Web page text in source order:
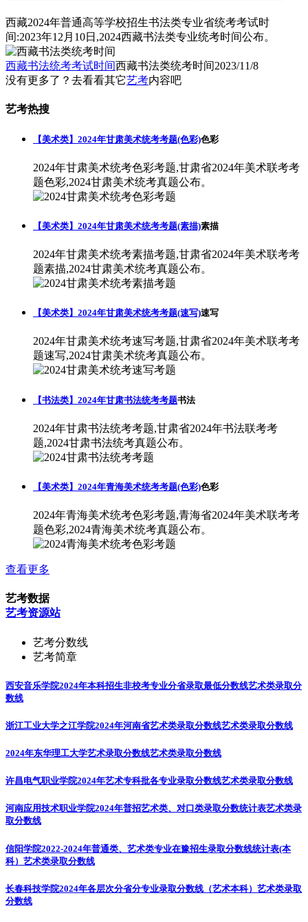
西藏2024年普通高等学校招生书法类专业省统考考试时
间:2023年12月10日,2024西藏书法类专业统考时间公布。
西藏书法统考考试时间西藏书法类统考时间2023/11/8
没有更多了？去看看其它艺考内容吧
艺考热搜
【美术类】2024年甘肃美术统考考题(色彩)色彩
2024年甘肃美术统考色彩考题,甘肃省2024年美术联考考
题色彩,2024甘肃美术统考真题公布。
【美术类】2024年甘肃美术统考考题(素描)素描
2024年甘肃美术统考素描考题,甘肃省2024年美术联考考
题素描,2024甘肃美术统考真题公布。
【美术类】2024年甘肃美术统考考题(速写)速写
2024年甘肃美术统考速写考题,甘肃省2024年美术联考考
题速写,2024甘肃美术统考真题公布。
【书法类】2024年甘肃书法统考考题书法
2024年甘肃书法统考考题,甘肃省2024年书法联考考
题,2024甘肃书法统考真题公布。
【美术类】2024年青海美术统考考题(色彩)色彩
2024年青海美术统考色彩考题,青海省2024年美术联考考
题色彩,2024青海美术统考真题公布。
查看更多
艺考数据
艺考资源站
艺考分数线
艺考简章
西安音乐学院2024年本科招生非校考专业分省录取最低分数线艺术类录取分
数线
浙江工业大学之江学院2024年河南省艺术类录取分数线艺术类录取分数线
2024年东华理工大学艺术录取分数线艺术类录取分数线
许昌电气职业学院2024年艺术专科批各专业录取分数线艺术类录取分数线
河南应用技术职业学院2024年普招艺术类、对口类录取分数统计表艺术类录
取分数线
信阳学院2022-2024年普通类、艺术类专业在豫招生录取分数线统计表(本
科） 艺术类录取分数线
长春科技学院2024年各层次分省分专业录取分数线（艺术本科） 艺术类录取
分数线